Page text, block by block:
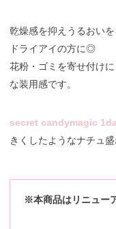
乾燥感を抑えうるおい
ドライアイの方に◎
花粉・ゴミを寄せ付け
な装用感です。
secret candymagic
きくしたようなナチュ
※本商品はリニュー